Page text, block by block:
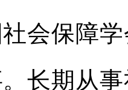
会保障
长期从